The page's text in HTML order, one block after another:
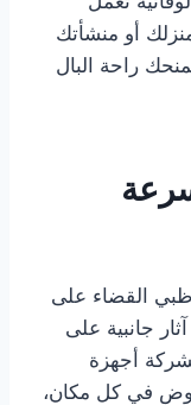
أو منشأتك
راحة البال
القضاء على
جانبية على
أجهزة
في كل مكان،